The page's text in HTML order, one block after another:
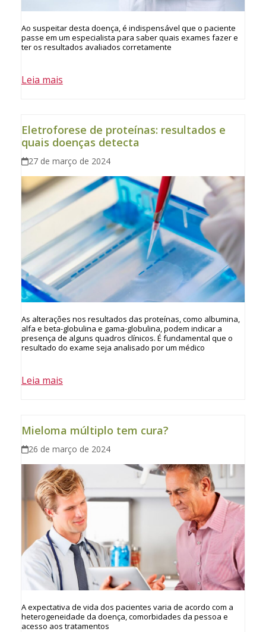
Ao suspeitar desta doença, é indispensável que o paciente
passe em um especialista para saber quais exames fazer e
ter os resultados avaliados corretamente
Leia mais
Eletroforese de proteínas: resultados e
quais doenças detecta
27 de março de 2024
As alterações nos resultados das proteínas, como albumina,
alfa e beta-globulina e gama-globulina, podem indicar a
presença de alguns quadros clínicos. É fundamental que o
resultado do exame seja analisado por um médico
Leia mais
Mieloma múltiplo tem cura?
26 de março de 2024
A expectativa de vida dos pacientes varia de acordo com a
heterogeneidade da doença, comorbidades da pessoa e
acesso aos tratamentos